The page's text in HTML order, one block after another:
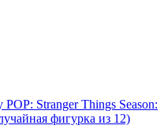
Stranger Things Season:
фигурка из 12)